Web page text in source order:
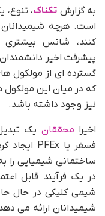
به گزارش تکناک،
است. هرچه
‌کنند، شانس بیشتری
پیشرفت اخیر
گسترده ای از مولکول
که در میان این مولکول
نیز وجود داشته باشد.
اخیرا محققان یک
ساختمانی شیمیایی را
در یک فرآیند قابل
شیمی کلیکی در حال